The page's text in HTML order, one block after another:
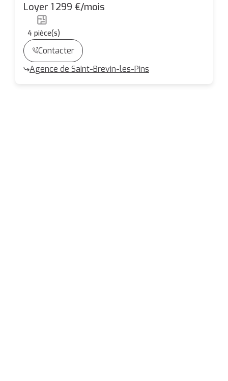
m² - Terrasse 40 m² - Saint-Nazaire
Loyer 1 299 €/mois
4 pièce(s)
Contacter
Agence de Saint-Brevin-les-Pins